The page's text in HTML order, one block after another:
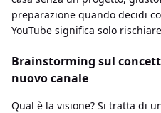
preparazione quando decidi
YouTube significa solo
Brainstorming sul
nuovo canale
Qual è la visione? Si tratta di